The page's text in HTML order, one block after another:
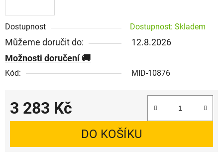
Dostupnost Dostupnost: Skladem
Můžeme doručit do:
12.8.2026
Možnosti doručení
Kód: MID-10876
3 283 Kč
Měrná cena:
DO KOŠÍKU